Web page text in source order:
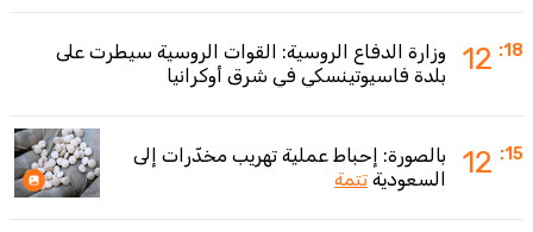
12 :18
وزارة الدفاع الروسية: القوات الروسية سيطرت على
بلدة فاسيوتينسكي في شرق أوكرانيا
12 :15
بالصورة: إحباط عملية تهريب مخدّرات إلى
السعودية تتمة